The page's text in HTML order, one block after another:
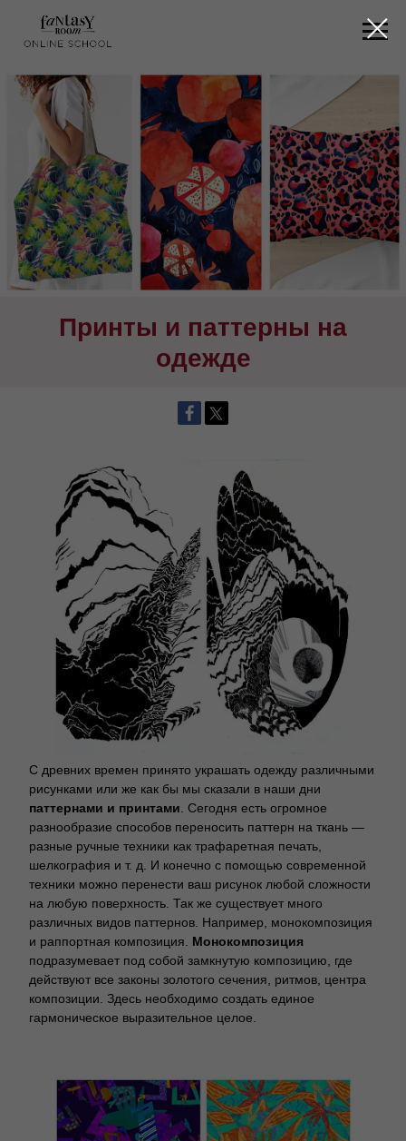
Принты и паттерны на
одежде
С древних времен принято украшать одежду различными
рисунками или же как бы мы сказали в наши дни
паттернами и принтами . Сегодня есть огромное
разнообразие способов переносить паттерн на ткань —
разные ручные техники как трафаретная печать,
шелкография и т. д. И конечно с помощью современной
техники можно перенести ваш рисунок любой сложности
на любую поверхность. Так же существует много
различных видов паттернов. Например, монокомпозиция
и раппортная композиция. Монокомпозиция
подразумевает под собой замкнутую композицию, где
действуют все законы золотого сечения, ритмов, центра
композиции. Здесь необходимо создать единое
гармоническое выразительное целое.